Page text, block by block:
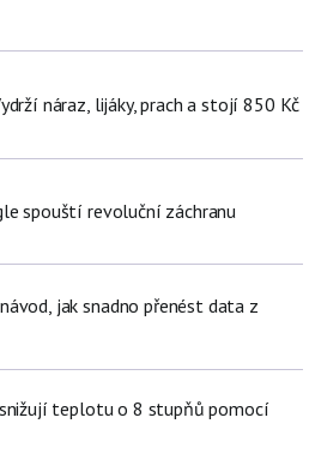
náraz, lijáky, prach a stojí 850 Kč
spouští revoluční záchranu
jak snadno přenést data z
teplotu o 8 stupňů pomocí